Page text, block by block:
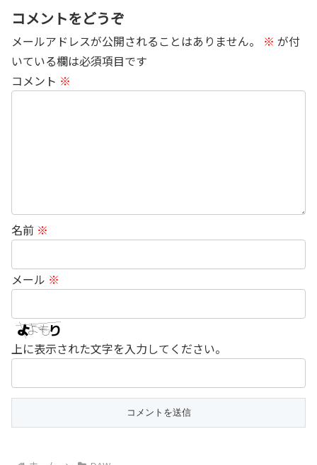
コメントをどうぞ
メールアドレスが公開されることはありません。 ※ が付
いている欄は必須項目です
コメント ※
名前 ※
メール ※
上に表示された文字を入力してください。